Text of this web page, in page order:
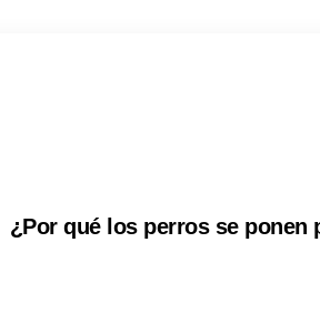
¿Por qué los perros se ponen